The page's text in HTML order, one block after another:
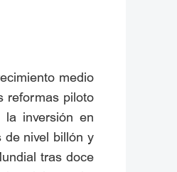
medio
reformas piloto
la inversión en
de nivel billón y
tras doce